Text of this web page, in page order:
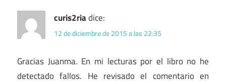
curis2riadice:
12 de diciembre de 2015 a las 22:35
Gracias Juanma. En mi lecturas por el libro no he
detectado fallos. He revisado el comentario en